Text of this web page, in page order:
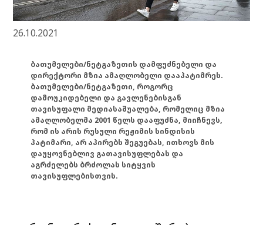
26.10.2021
ბათუმელები/ნეტგაზეთის დამფუძნებელი და
დირექტორი მზია ამაღლობელი დააპატიმრეს.
ბათუმელები/ნეტგაზეთი, როგორც
დამოუკიდებელი და გავლენებისგან
თავისუფალი მედიასაშუალება, რომელიც მზია
ამაღლობელმა 2001 წელს დააფუძნა, მიიჩნევს,
რომ ის არის რუსული რეჟიმის სინდისის
პატიმარი, არ აპირებს შეგუებას, ითხოვს მის
დაუყოვნებლივ გათავისუფლებას და
აგრძელებს ბრძოლას სიტყვის
თავისუფლებისთვის.